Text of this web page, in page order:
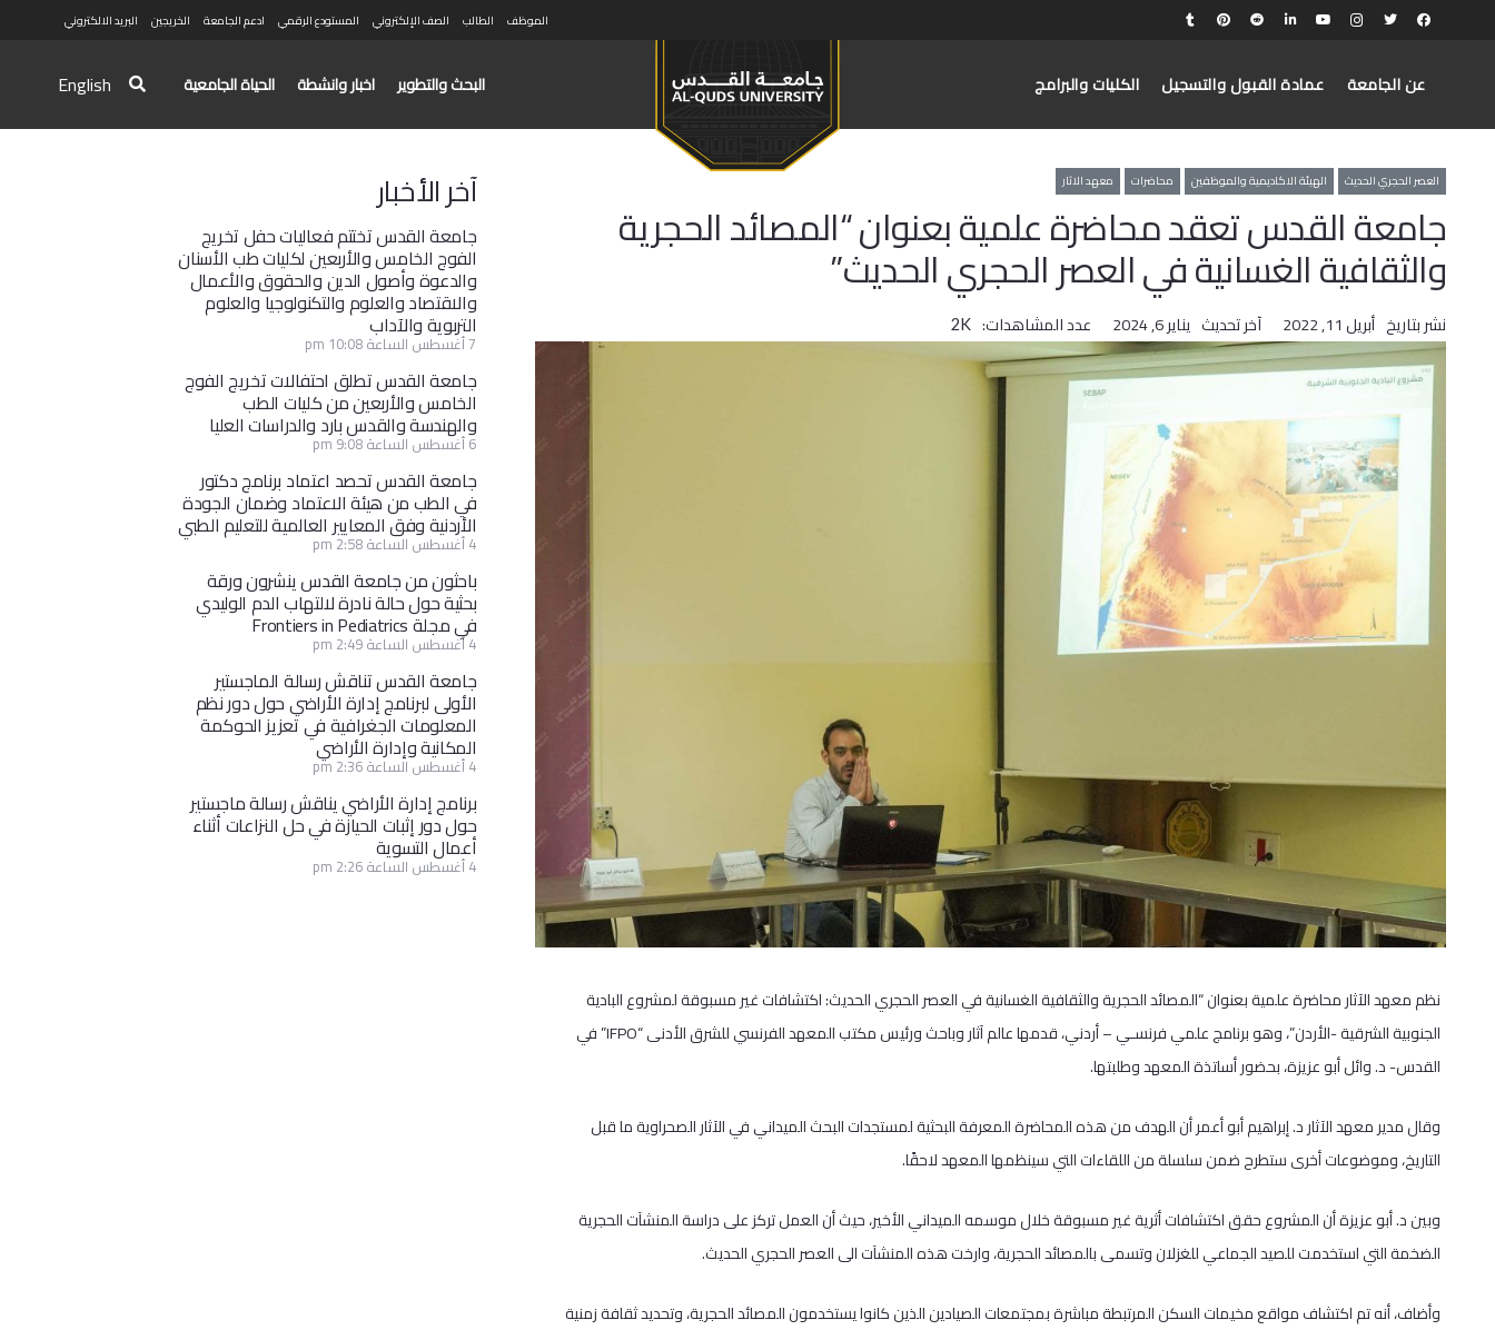
الموظف الطالب الصف الإلكتروني المستودع الرقمي ادعم الجامعة الخريجين البريد الالكتروني
عن الجامعة عمادة القبول والتسجيل الكليات والبرامج البحث والتطوير اخبار وانشطة الحياة الجامعية English
العصر الحجري الحديث الهيئة الاكاديمية والموظفين محاضرات معهد الاثار
جامعة القدس تعقد محاضرة علمية بعنوان “المصائد الحجرية
والثقافية الغسانية في العصر الحجري الحديث”
نشر بتاريخ أبريل 11, 2022 آخر تحديث يناير 6, 2024 عدد المشاهدات: 2K
نظم معهد الآثار محاضرة علمية بعنوان “المصائد الحجرية والثقافية الغسانية في العصر الحجري الحديث: اكتشافات غير مسبوقة لمشروع البادية
الجنوبية الشرقية -الأردن”، وهو برنامج علمي فرنسـي – أردني، قدمها عالم آثار وباحث ورئيس مكتب المعهد الفرنسي للشرق الأدنى “IFPO” في
القدس- د. وائل أبو عزيزة، بحضور أساتذة المعهد وطلبتها.
وقال مدير معهد الآثار د. إبراهيم أبو أعمر أن الهدف من هذه المحاضرة المعرفة البحثية لمستجدات البحث الميداني في الآثار الصحراوية ما قبل
التاريخ، وموضوعات أخرى ستطرح ضمن سلسلة من اللقاءات التي سينظمها المعهد لاحقًا.
وبين د. أبو عزيزة أن المشروع حقق اكتشافات أثرية غير مسبوقة خلال موسمه الميداني الأخير، حيث أن العمل تركز على دراسة المنشآت الحجرية
الضخمة التي استخدمت للصيد الجماعي للغزلان وتسمى بالمصائد الحجرية، وارخت هذه المنشآت الى العصر الحجري الحديث.
وأضاف، أنه تم اكتشاف مواقع مخيمات السكن المرتبطة مباشرة بمجتمعات الصيادين الذين كانوا يستخدمون المصائد الحجرية، وتحديد ثقافة زمنية
آخر الأخبار
جامعة القدس تختتم فعاليات حفل تخريج
الفوج الخامس والأربعين لكليات طب الأسنان
والدعوة وأصول الدين والحقوق والأعمال
والاقتصاد والعلوم والتكنولوجيا والعلوم
التربوية والآداب
7 أغسطس الساعة 10:08 pm
جامعة القدس تطلق احتفالات تخريج الفوج
الخامس والأربعين من كليات الطب
والهندسة والقدس بارد والدراسات العليا
6 أغسطس الساعة 9:08 pm
جامعة القدس تحصد اعتماد برنامج دكتور
في الطب من هيئة الاعتماد وضمان الجودة
الأردنية وفق المعايير العالمية للتعليم الطبي
4 أغسطس الساعة 2:58 pm
باحثون من جامعة القدس ينشرون ورقة
بحثية حول حالة نادرة لالتهاب الدم الوليدي
في مجلة Frontiers in Pediatrics
4 أغسطس الساعة 2:49 pm
جامعة القدس تناقش رسالة الماجستير
الأولى لبرنامج إدارة الأراضي حول دور نظم
المعلومات الجغرافية في تعزيز الحوكمة
المكانية وإدارة الأراضي
4 أغسطس الساعة 2:36 pm
برنامج إدارة الأراضي يناقش رسالة ماجستير
حول دور إثبات الحيازة في حل النزاعات أثناء
أعمال التسوية
4 أغسطس الساعة 2:26 pm